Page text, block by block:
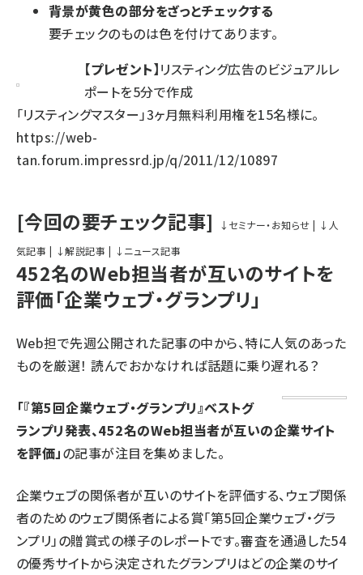
背景が黄色の部分をざっとチェックする
要チェックのものは色を付けてあります。
【プレゼント】リスティング広告のビジュアルレ
ポートを5分で作成
「リスティングマスター」3ヶ月無料利用権を15名様に。
https://web-
tan.forum.impressrd.jp/q/2011/12/10897
[今回の要チェック記事] ↓セミナー・お知らせ | ↓人
気記事 | ↓解説記事 | ↓ニュース記事
452名のWeb担当者が互いのサイトを
評価「企業ウェブ・グランプリ」
Web担で先週公開された記事の中から、特に人気のあった
ものを厳選！ 読んでおかなければ話題に乗り遅れる？
「『第5回企業ウェブ・グランプリ』ベストグ
ランプリ発表、452名のWeb担当者が互いの企業サイト
を評価」の記事が注目を集めました。
企業ウェブの関係者が互いのサイトを評価する、ウェブ関係
者のためのウェブ関係者による賞「第5回企業ウェブ・グラ
ンプリ」の贈賞式の様子のレポートです。審査を通過した54
の優秀サイトから決定されたグランプリはどの企業のサイ